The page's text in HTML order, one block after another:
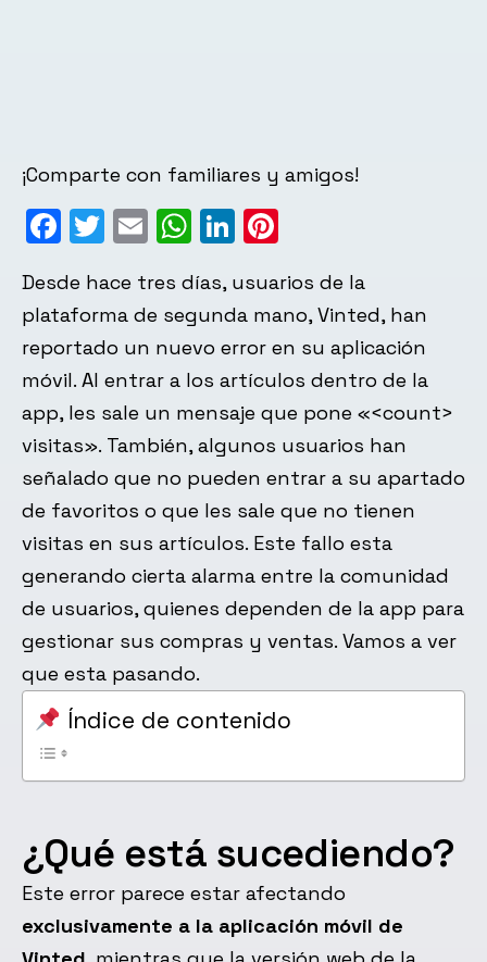
¡Comparte con familiares y amigos!
Facebook
Twitter
EmailWhatsApp
LinkedIn
Desde hace tres días, usuarios de la
plataforma de segunda mano, Vinted, han
reportado un nuevo error en su aplicación
móvil. Al entrar a los artículos dentro de la
app, les sale un mensaje que pone «<count>
visitas». También, algunos usuarios han
señalado que no pueden entrar a su apartado
de favoritos o que les sale que no tienen
visitas en sus artículos. Este fallo esta
generando cierta alarma entre la comunidad
de usuarios, quienes dependen de la app para
gestionar sus compras y ventas. Vamos a ver
que esta pasando.
Índice de contenido
¿Qué está sucediendo?
Este error parece estar afectando
exclusivamente a la aplicación móvil de